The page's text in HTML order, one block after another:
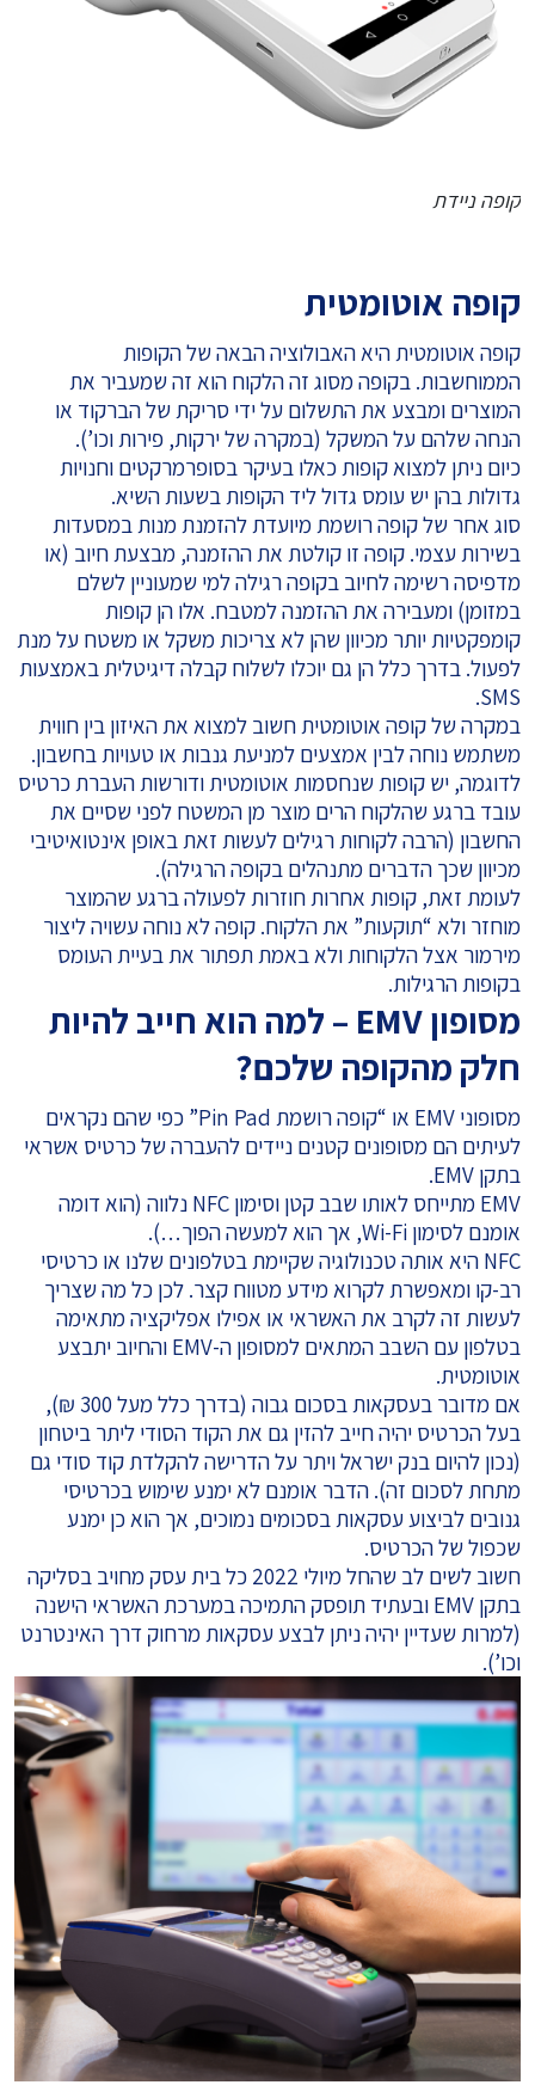
קופה ניידת
קופה אוטומטית
קופה אוטומטית היא האבולוציה הבאה של הקופות
הממוחשבות. בקופה מסוג זה הלקוח הוא זה שמעביר את
המוצרים ומבצע את התשלום על ידי סריקת של הברקוד או
הנחה שלהם על המשקל (במקרה של ירקות, פירות וכו’).
כיום ניתן למצוא קופות כאלו בעיקר בסופרמרקטים וחנויות
גדולות בהן יש עומס גדול ליד הקופות בשעות השיא.
סוג אחר של קופה רושמת מיועדת להזמנת מנות במסעדות
בשירות עצמי. קופה זו קולטת את ההזמנה, מבצעת חיוב (או
מדפיסה רשימה לחיוב בקופה רגילה למי שמעוניין לשלם
במזומן) ומעבירה את ההזמנה למטבח. אלו הן קופות
קומפקטיות יותר מכיוון שהן לא צריכות משקל או משטח על מנת
לפעול. בדרך כלל הן גם יוכלו לשלוח קבלה דיגיטלית באמצעות
SMS.
במקרה של קופה אוטומטית חשוב למצוא את האיזון בין חווית
משתמש נוחה לבין אמצעים למניעת גנבות או טעויות בחשבון.
לדוגמה, יש קופות שנחסמות אוטומטית ודורשות העברת כרטיס
עובד ברגע שהלקוח הרים מוצר מן המשטח לפני שסיים את
החשבון (הרבה לקוחות רגילים לעשות זאת באופן אינטואיטיבי
מכיוון שכך הדברים מתנהלים בקופה הרגילה).
לעומת זאת, קופות אחרות חוזרות לפעולה ברגע שהמוצר
מוחזר ולא “תוקעות” את הלקוח. קופה לא נוחה עשויה ליצור
מירמור אצל הלקוחות ולא באמת תפתור את בעיית העומס
בקופות הרגילות.
מסופון EMV – למה הוא חייב להיות
חלק מהקופה שלכם?
מסופוני EMV
או “קופה רושמת Pin Pad” כפי שהם נקראים
לעיתים הם מסופונים קטנים ניידים להעברה של כרטיס אשראי
בתקן EMV.
EMV מתייחס לאותו שבב קטן וסימון NFC נלווה (הוא דומה
אומנם לסימון Wi-Fi, אך הוא למעשה הפוך…).
NFC היא אותה טכנולוגיה שקיימת בטלפונים שלנו או כרטיסי
רב-קו ומאפשרת לקרוא מידע מטווח קצר. לכן כל מה שצריך
לעשות זה לקרב את האשראי או אפילו אפליקציה מתאימה
בטלפון עם השבב המתאים למסופון ה-EMV והחיוב יתבצע
אוטומטית.
אם מדובר בעסקאות בסכום גבוה (בדרך כלל מעל 300 ₪),
בעל הכרטיס יהיה חייב להזין גם את הקוד הסודי ליתר ביטחון
(נכון להיום בנק ישראל ויתר על הדרישה להקלדת קוד סודי גם
מתחת לסכום זה). הדבר אומנם לא ימנע שימוש בכרטיסי
גנובים לביצוע עסקאות בסכומים נמוכים, אך הוא כן ימנע
שכפול של הכרטיס.
חשוב לשים לב שהחל מיולי 2022 כל בית עסק מחויב בסליקה
בתקן EMV ובעתיד תופסק התמיכה במערכת האשראי הישנה
(למרות שעדיין יהיה ניתן לבצע עסקאות מרחוק דרך האינטרנט
וכו’).